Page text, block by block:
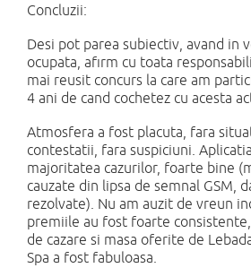
Concluzii:
Desi pot parea subiectiv, avand in
ocupata, afirm cu toata
mai reusit concurs la care am
4 ani de cand cochetez cu acesta
Atmosfera a fost placuta, fara
contestatii, fara suspiciuni.
majoritatea cazurilor, foarte bine
cauzate din lipsa de semnal GSM,
rezolvate). Nu am auzit de vreun
premiile au fost foarte
de cazare si masa oferite de
Spa a fost fabuloasa.